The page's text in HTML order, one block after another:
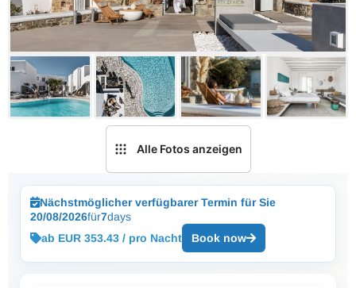
Alle Fotos anzeigen
Nächstmöglicher verfügbarer Termin für Sie
20/08/2026für7days
ab EUR 353.43 / pro Nacht
Book now